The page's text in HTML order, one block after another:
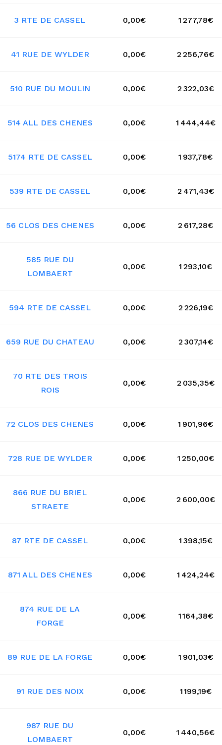
3 RTE DE CASSEL 0,00€ 1 277,78€
41 RUE DE WYLDER 0,00€ 2 256,76€
510 RUE DU MOULIN 0,00€ 2 322,03€
514 ALL DES CHENES 0,00€ 1 444,44€
5174 RTE DE CASSEL 0,00€ 1 937,78€
539 RTE DE CASSEL 0,00€ 2 471,43€
56 CLOS DES CHENES 0,00€ 2 617,28€
585 RUE DU
LOMBAERT
0,00€ 1 293,10€
594 RTE DE CASSEL 0,00€ 2 226,19€
659 RUE DU CHATEAU 0,00€ 2 307,14€
70 RTE DES TROIS
ROIS
0,00€ 2 035,35€
72 CLOS DES CHENES 0,00€ 1 901,96€
728 RUE DE WYLDER 0,00€ 1 250,00€
866 RUE DU BRIEL
STRAETE
0,00€ 2 600,00€
87 RTE DE CASSEL 0,00€ 1 398,15€
871 ALL DES CHENES 0,00€ 1 424,24€
874 RUE DE LA
FORGE
0,00€ 1 164,38€
89 RUE DE LA FORGE 0,00€ 1 901,03€
91 RUE DES NOIX 0,00€ 1 199,19€
987 RUE DU
LOMBAERT
0,00€ 1 440,56€